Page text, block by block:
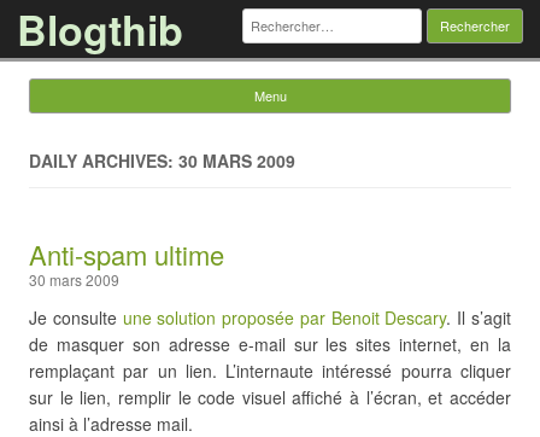
Blogthib Rechercher :
Menu
DAILY ARCHIVES: 30 MARS 2009
Anti-spam ultime
30 mars 2009
Je consulte une solution proposée par Benoit Descary. Il s’agit
de masquer son adresse e-mail sur les sites internet, en la
remplaçant par un lien. L’internaute intéressé pourra cliquer
sur le lien, remplir le code visuel affiché à l’écran, et accéder
ainsi à l’adresse mail.